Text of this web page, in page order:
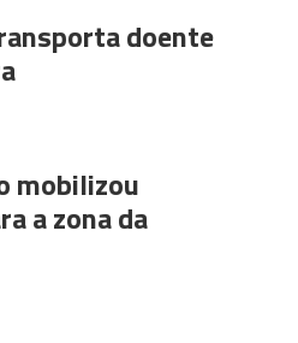
doente
mobilizou
a zona da